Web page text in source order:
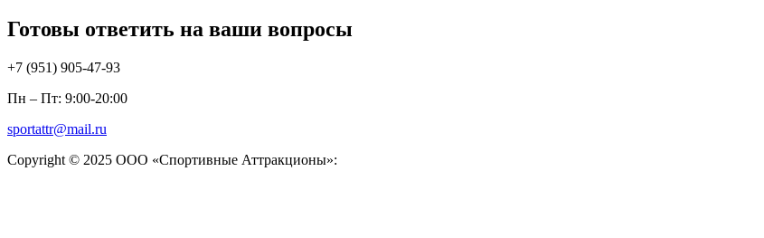
Готовы ответить на ваши вопросы
+7 (951) 905-47-93
Пн – Пт: 9:00-20:00
sportattr@mail.ru
Copyright © 2025 ООО «Спортивные Аттракционы»: